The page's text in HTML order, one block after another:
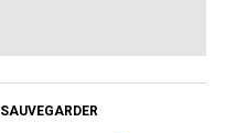
SAUVEGARDER